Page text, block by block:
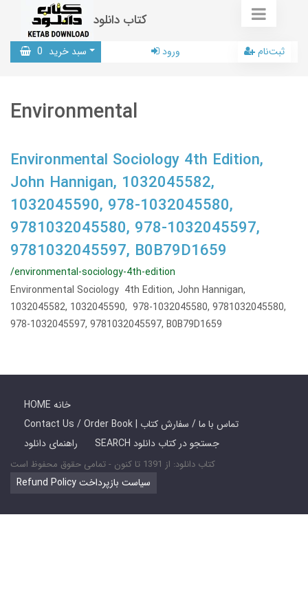
کتاب دانلود
سبد خرید 0 ورود ثبت‌نام
Environmental
Environmental Sociology 4th Edition,
John Hannigan, 1032045582,
1032045590, 978-1032045580,
9781032045580, 978-1032045597,
9781032045597, B0B79D1659
/environmental-sociology-4th-edition
Environmental Sociology 4th Edition, John Hannigan,
1032045582, 1032045590, 978-1032045580, 9781032045580,
978-1032045597, 9781032045597, B0B79D1659
HOME خانه
Contact Us / Order Book | تماس با ما / سفارش کتاب
راهنمای دانلود
SEARCH جستجو در کتاب دانلود
کتاب دانلود: از 1391 تا کنون - تمامی حقوق محفوظ است
Refund Policy سیاست بازپرداخت